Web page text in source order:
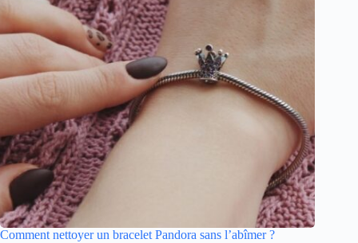
Comment nettoyer un bracelet Pandora sans l’abîmer ?